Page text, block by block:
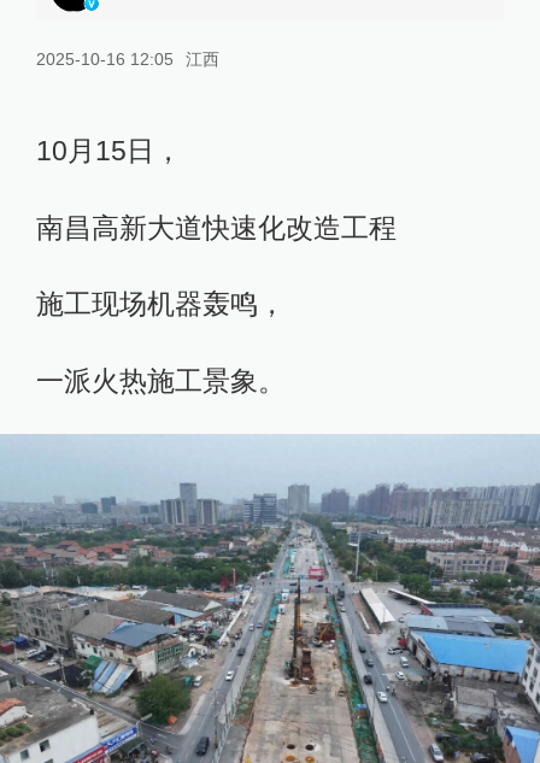
2025-10-16 12:05 江西
10月15日，
南昌高新大道快速化改造工程
施工现场机器轰鸣，
一派火热施工景象。